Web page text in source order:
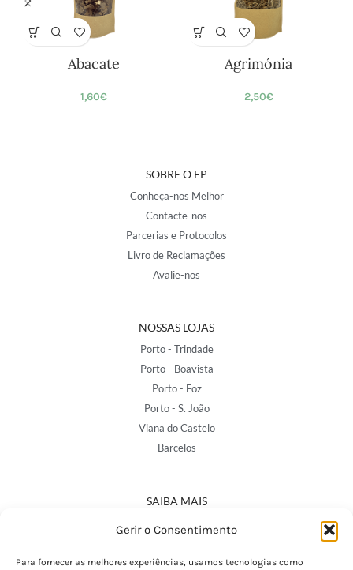
Gerir o Consentimento
Para fornecer as melhores experiências, usamos tecnologias como
Abacate
1,60€
Agrimónia
2,50€
SOBRE O EP
Conheça-nos Melhor
Contacte-nos
Parcerias e Protocolos
Livro de Reclamações
Avalie-nos
NOSSAS LOJAS
Porto - Trindade
Porto - Boavista
Porto - Foz
Porto - S. João
Viana do Castelo
Barcelos
SAIBA MAIS
Política de Privacidade
Termos e Condições